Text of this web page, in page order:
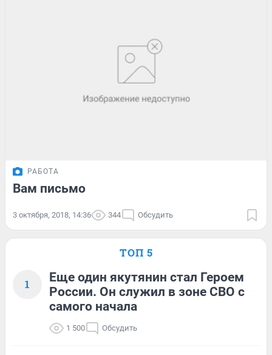
РАБОТА
Вам письмо
3 октября, 2018, 14:36 344 Обсудить
ТОП 5
1
Еще один якутянин стал Героем
России. Он служил в зоне СВО с
самого начала
1 500 Обсудить